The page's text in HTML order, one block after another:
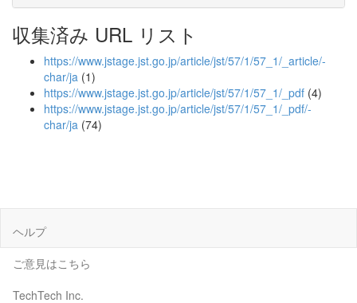
収集済み URL リスト
https://www.jstage.jst.go.jp/article/jst/57/1/57_1/_article/-
char/ja (1)
https://www.jstage.jst.go.jp/article/jst/57/1/57_1/_pdf (4)
https://www.jstage.jst.go.jp/article/jst/57/1/57_1/_pdf/-
char/ja (74)
ヘルプ
ご意見はこちら
TechTech Inc.